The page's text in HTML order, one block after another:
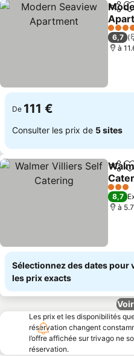
4
6,7
à
De 111 €
Consulter les prix de 5 sites
3 Étoiles
8,7
à
Sélectionnez des dates pour
les prix exacts
Les prix et les disponibilités
réservation changent
l’offre affichée sur trivago ne
réservation.